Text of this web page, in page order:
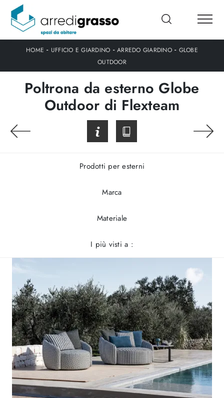
HOME - UFFICIO E GIARDINO -ARREDO GIARDINO - GLOBE
OUTDOOR
Poltrona da esterno Globe
Outdoor di Flexteam
Prodotti per esterni
Marca
Materiale
I più visti a :